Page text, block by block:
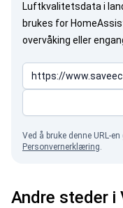
Luftkvalitetsdata i
brukes for
overvåking eller
Ved å bruke denne URL-
Personvernerklæring.
Andre steder i